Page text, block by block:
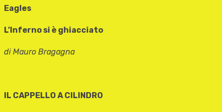
Eagles
L’Inferno si è ghiacciato
di Mauro Bragagna
IL CAPPELLO A CILINDRO